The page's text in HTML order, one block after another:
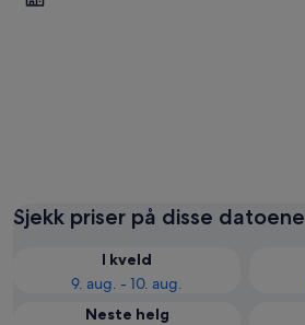
Santa Margherita Ligure
Sjekk priser på disse datoene
I kveld
9. aug. - 10. aug.
Neste helg